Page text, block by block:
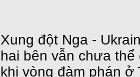
Xung đột Nga -
hai bên vẫn chưa
khi vòng đàm phán